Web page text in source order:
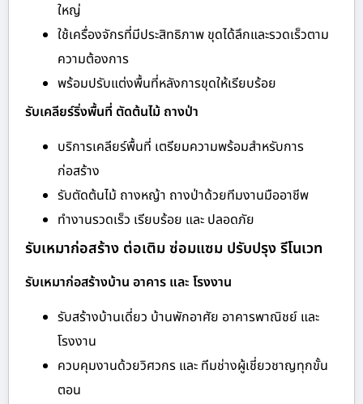
ใหญ่
ใช้เครื่องจักรที่มีประสิทธิภาพ ขุดได้ลึกและรวดเร็วตาม
ความต้องการ
พร้อมปรับแต่งพื้นที่หลังการขุดให้เรียบร้อย
รับเคลียร์ริ่งพื้นที่ ตัดต้นไม้ ถางป่า
บริการเคลียร์พื้นที่ เตรียมความพร้อมสำหรับการ
ก่อสร้าง
รับตัดต้นไม้ ถางหญ้า ถางป่าด้วยทีมงานมืออาชีพ
ทำงานรวดเร็ว เรียบร้อย และ ปลอดภัย
รับเหมาก่อสร้าง ต่อเติม ซ่อมแซม ปรับปรุง รีโนเวท
รับเหมาก่อสร้างบ้าน อาคาร และ โรงงาน
รับสร้างบ้านเดี่ยว บ้านพักอาศัย อาคารพาณิชย์ และ
โรงงาน
ควบคุมงานด้วยวิศวกร และ ทีมช่างผู้เชี่ยวชาญทุกขั้น
ตอน